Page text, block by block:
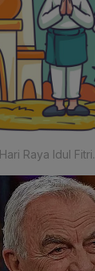
Raya Idul Fitri.